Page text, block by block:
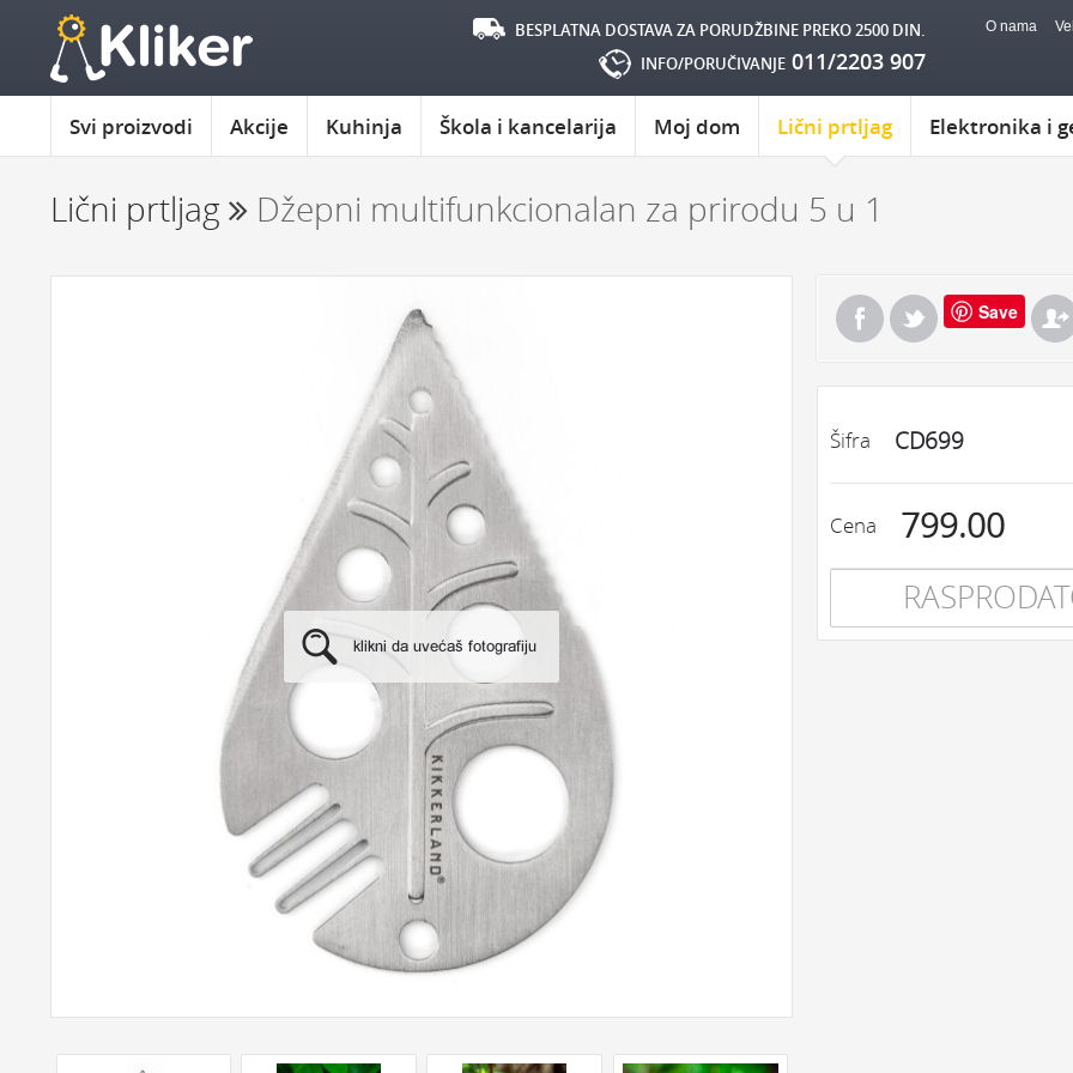
O nama
BESPLATNA DOSTAVA ZA PORUDŽBINE PREKO 2500 DIN.
INFO/PORUČIVANJE 011/2203 907
Svi proizvodi Akcije Kuhinja Škola i kancelarija Moj dom Lični prtljag Elektronika i
Lični prtljag Džepni multifunkcionalan za prirodu 5 u 1
Save
Šifra CD699
Cena 799.00